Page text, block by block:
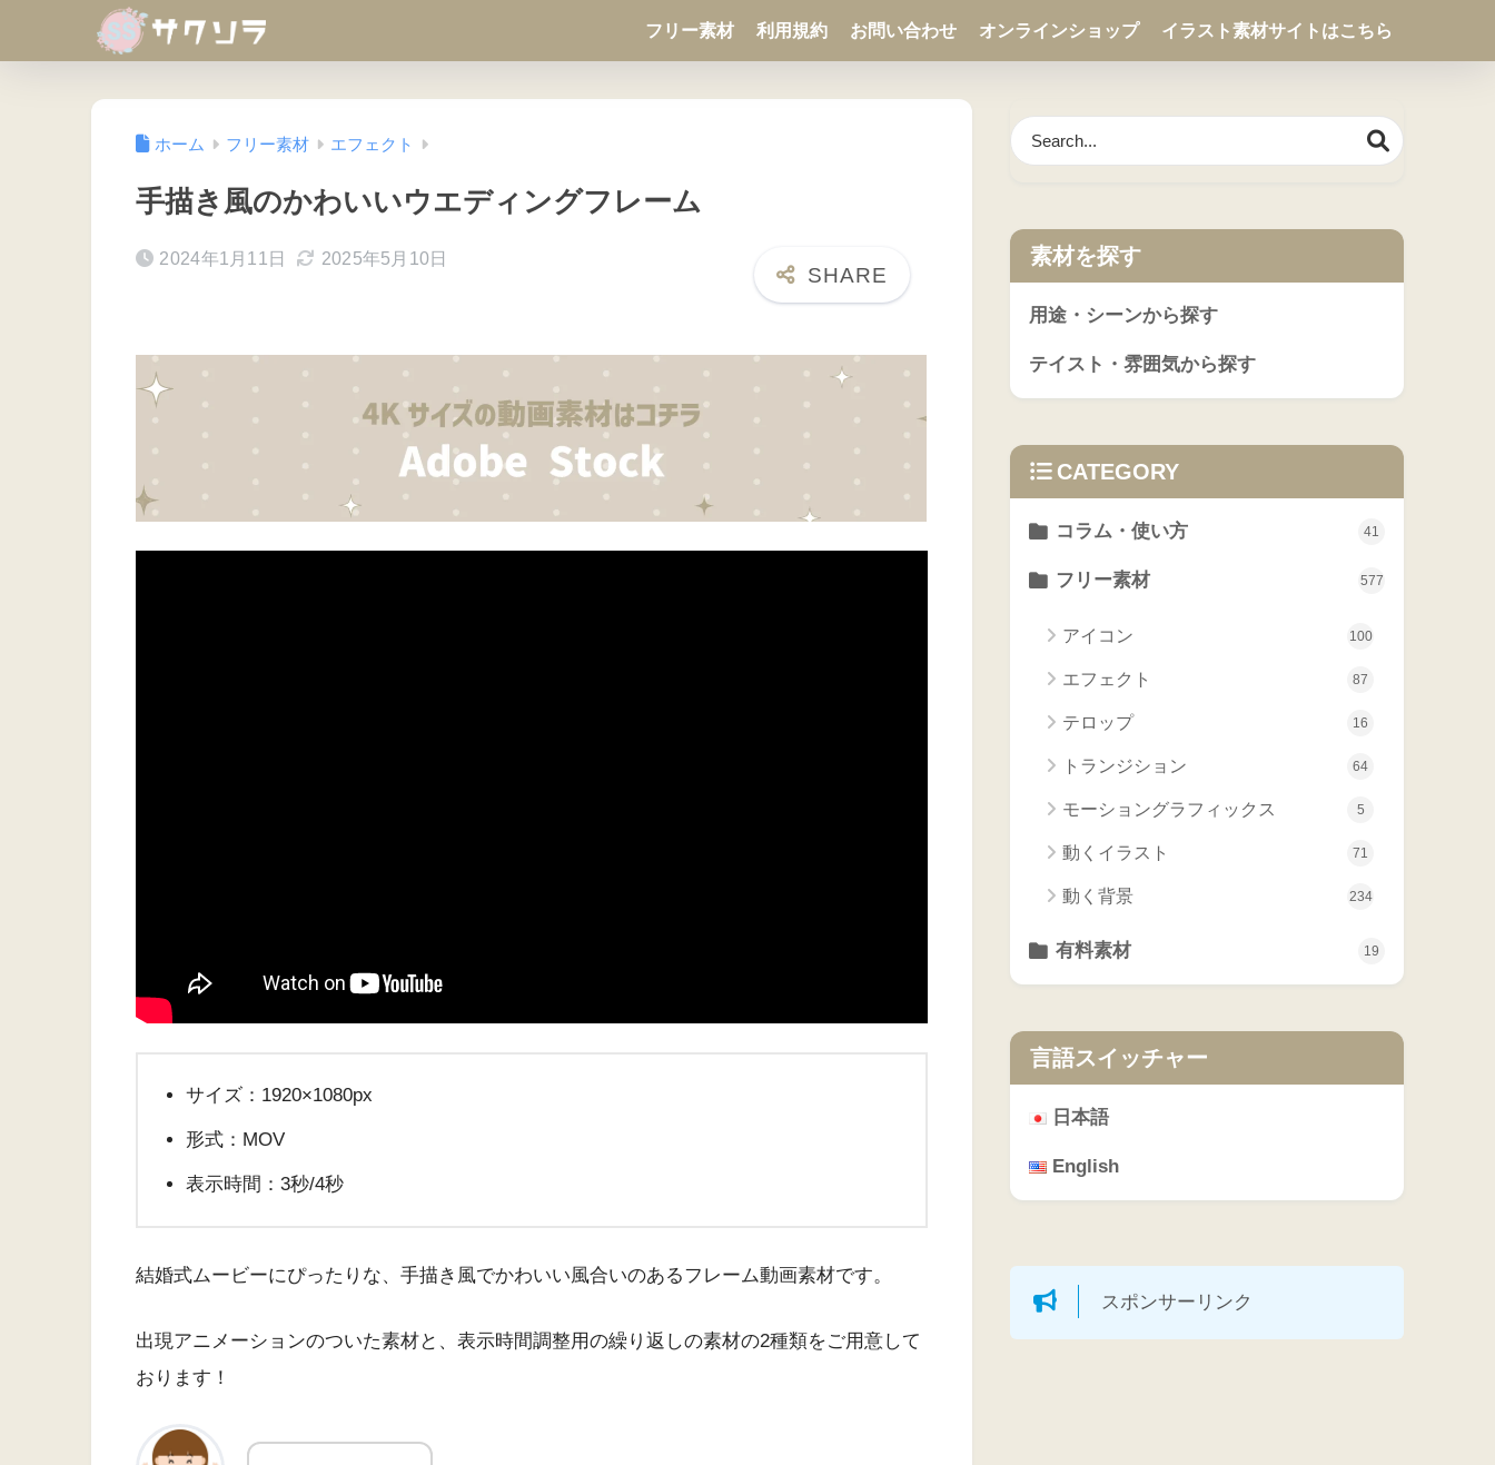
フリー素材 利用規約 お問い合わせ オンラインショップ イラスト素材サイトはこちら
ホーム フリー素材 エフェクト
手描き風のかわいいウエディングフレーム
2024年1月11日 2025年5月10日
サイズ：1920×1080px
形式：MOV
表示時間：3秒/4秒
結婚式ムービーにぴったりな、手描き風でかわいい風合いのあるフレーム動画素材です。
出現アニメーションのついた素材と、表示時間調整用の繰り返しの素材の2種類をご用意して
おります！
素材を探す
用途・シーンから探す
テイスト・雰囲気から探す
CATEGORY
コラム・使い方 41
フリー素材 577
アイコン 100
エフェクト 87
テロップ 16
トランジション 64
モーショングラフィックス 5
動くイラスト 71
動く背景 234
有料素材 19
言語スイッチャー
日本語
English
スポンサーリンク